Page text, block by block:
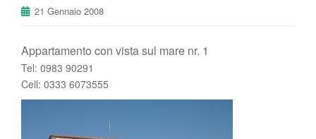
21 Gennaio 2008
Appartamento con vista sul mare nr. 1
Tel: 0983 90291
Cell: 0333 6073555